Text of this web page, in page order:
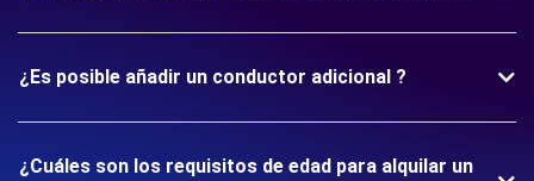
¿Es posible añadir un conductor adicional ?
¿Cuáles son los requisitos de edad para alquilar un